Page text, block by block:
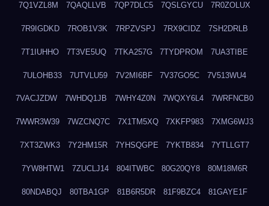
7Q1VZL8M 7QAQLLVB 7QP7DLC5 7QSLGYCU 7R0ZOLUX
7R9IGDKD 7ROB1V3K 7RPZVSPJ 7RX9CIDZ 7SH2DRLB
7T1IUHHO 7T3VE5UQ 7TKA257G 7TYDPROM 7UA3TIBE
7ULOHB33 7UTVLU59 7V2MI6BF 7V37GO5C 7V513WU4
7VACJZDW 7WHDQ1JB 7WHY4Z0N 7WQXY6L4 7WRFNCB0
7WWR3W39 7WZCNQ7C 7X1TM5XQ 7XKFP983 7XMG6WJ3
7XT3ZWK3 7Y2HM15R 7YHSQGPE 7YKTB834 7YTLLGT7
7YW8HTW1 7ZUCLJ14 804ITWBC 80G20QY8 80M18M6R
80NDABQJ 80TBA1GP 81B6R5DR 81F9BZC4 81GAYE1F